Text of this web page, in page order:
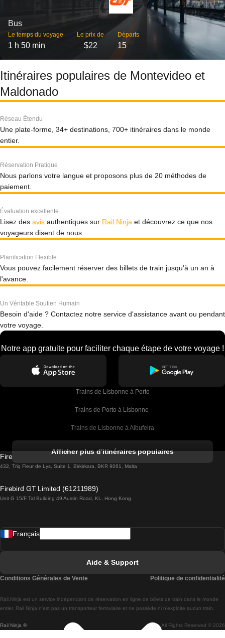
Bus
Le temps du voyage
1 h 50 min
Le prix de
$22
Départs
15
Itinéraires populaires de Montevideo et
Maldonado
Réseau Étendu
Une plate-forme, 34+ destinations, 700+ itinéraires dans le monde
entier.
Réservation Pratique
Nous parlons votre langue et proposons plus de 20 méthodes de
paiement.
Évaluation excellente
Lisez des avis authentiques sur Rail Ninja et découvrez ce que nos
voyageurs disent de nous.
Planification Flexible
Vous pouvez facilement réserver des billets de train jusqu'à un an à
l'avance.
Un Véritable Soutien Humain
Besoin d'aide ? Contactez notre service d'assistance avant ou pendant
votre voyage.
Notre app gratuite pour faciliter chaque étape de votre voyage !
Trains de Lisbonne à Porto
Trains de Porto à Lisbonne
Trains de Lisbonne à Albufeira
Trains de Lisbonne à Lagos
Trains de Lisbonne à Madrid
Trains de Lisbonne à Braga
Trains de Braga à Lisbonne
Afficher plus d'itinéraires populaires
Firebird GT Limited (OC 1451)
432, Triq Fleur de Lys, Suite 1, Birkirkara, BKR 9061, Malta
Firebird GT Limited (61211989)
Unit G 15/F Tal Building 49 Austin Road, KL, Hong Kong
Rail Ninja ® All Rights Reserved © 2026
Rail.Ninja est un service indépendant de réservation en ligne de billets de train dans le monde
entier. Rail Ninja n'est pas un transporteur ferroviaire et ne possède ni n'exploite aucun train.
Français
Aide & Support
Conditions Générales de Vente Politique de confidentialité